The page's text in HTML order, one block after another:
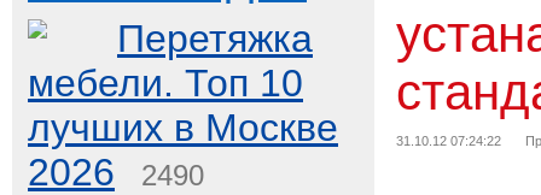
Перетяжка
мебели. Топ 10
лучших в Москве
2026
2490
31.10.12 07:24:22